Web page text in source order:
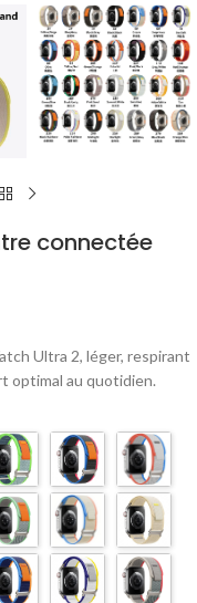
connectée
Ultra 2, léger, respirant
optimal au quotidien.